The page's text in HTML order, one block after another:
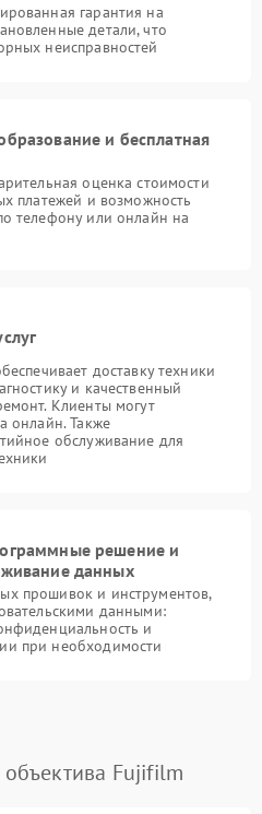
гарантия на
детали, что
неисправностей
и бесплатная
оценка стоимости
платежей и возможность
телефону или онлайн на
доставку техники
и качественный
Клиенты могут
онлайн. Также
обслуживание для
решение и
данных
прошивок и инструментов,
данными:
и
при необходимости
Fujifilm